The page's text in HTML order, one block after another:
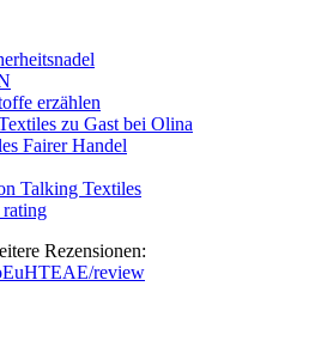
erzählen
zu Gast bei Olina
Fairer Handel
Talking Textiles
Rezensionen:
review